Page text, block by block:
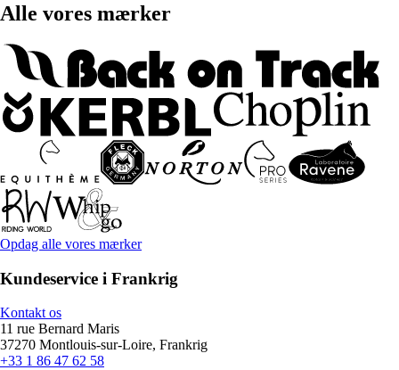
Alle vores mærker
Opdag alle vores mærker
Kundeservice i Frankrig
Kontakt os
11 rue Bernard Maris
37270 Montlouis-sur-Loire, Frankrig
+33 1 86 47 62 58